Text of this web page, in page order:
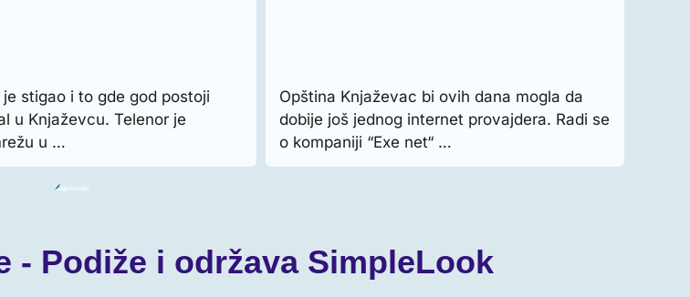
stigao i to gde god postoji
u Knjaževcu. Telenor je
u …
Opština Knjaževac bi ovih dana mogla da
dobije još jednog internet provajdera. Radi se
o kompaniji “Exe net“ …
- Podiže i održava SimpleLook